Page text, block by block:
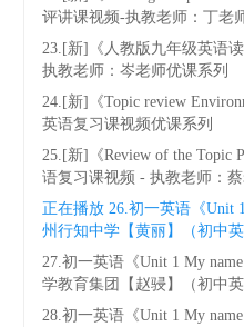
评讲课视频-执教老师：丁老
23.[新]《人教版九年级英语
执教老师：岑老师优课系列
24.[新]《Topic review
英语复习课视频优课系列
25.[新]《Review of the Topic
语复习课视频 - 执教老师：
正在播放26.初一英语《Unit
州行知中学【黄丽】（初中
27.初一英语《Unit 1 My
学教育集团【赵骎】（初中
28.初一英语《Unit 1 My